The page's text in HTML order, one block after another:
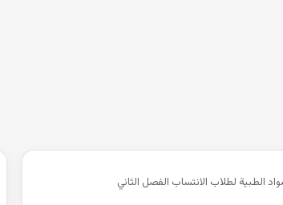
الطبية لطلاب الانتساب الفصل الثاني